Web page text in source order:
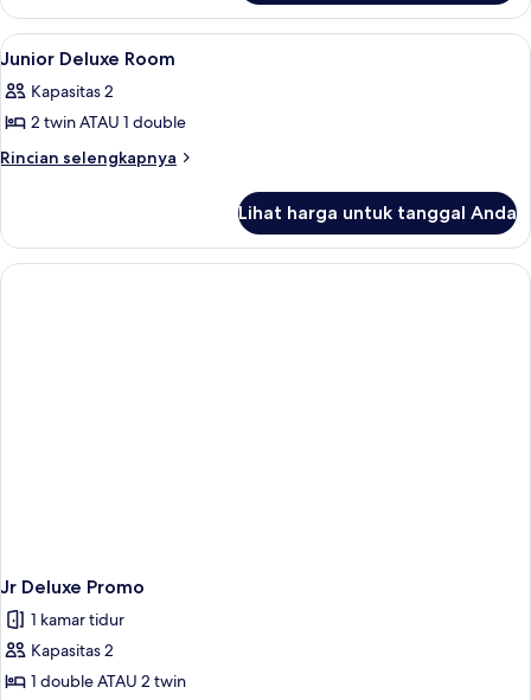
Superior
Room
Include
Lihat
semua
foto
untuk
Junior
1
Junior Deluxe Room
Kapasitas 2
2 twin ATAU 1 double
Rincian selengkapnya
Rincian
Junior
Deluxe
Room
Lihat harga untuk tanggal Anda
Jr Deluxe Promo
1 kamar tidur
Kapasitas 2
1 double ATAU 2 twin